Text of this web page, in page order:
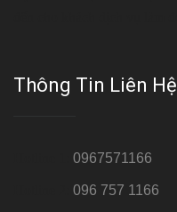
Thông Tin Liên Hệ
0967571166
096 757 1166